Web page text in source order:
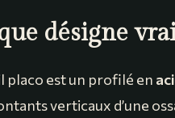
désigne
placo est un profilé en
verticaux d’une